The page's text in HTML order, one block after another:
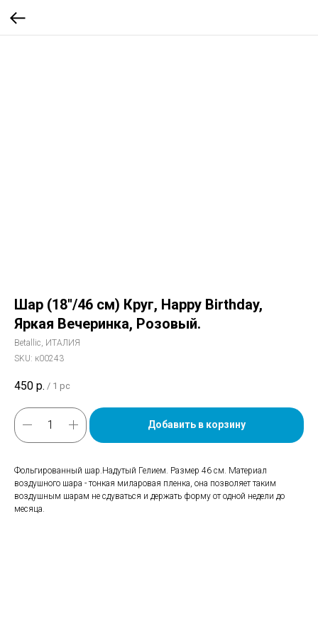
Шар (18''/46 см) Круг, Happy Birthday,
Яркая Вечеринка, Розовый.
Betallic, ИТАЛИЯ
SKU: к00243
450 р. / 1 pc
Добавить в корзину
Фольгированный шар.Надутый Гелием. Размер 46 см. Материал
воздушного шара - тонкая миларовая пленка, она позволяет таким
воздушным шарам не сдуваться и держать форму от одной недели до
месяца.